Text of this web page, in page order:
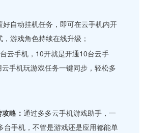
好自动挂机任务，即可在云手机内开
游戏角色持续在线升级；
云手机，10开就是开通10台云手
手机玩游戏任务一键同步，轻松多
攻略：通过多多云手机游戏助手，一
台手机，不管是游戏还是应用都能单